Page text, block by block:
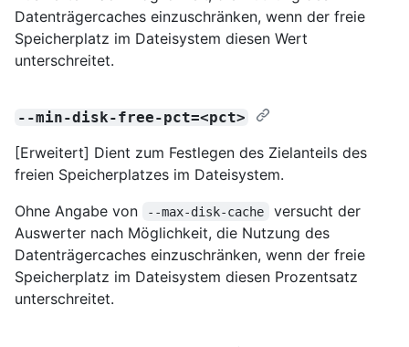
Datenträgercaches einzuschränken, wenn der freie
Speicherplatz im Dateisystem diesen Wert
unterschreitet.
--min-disk-free-pct=<pct>
[Erweitert] Dient zum Festlegen des Zielanteils des
freien Speicherplatzes im Dateisystem.
Ohne Angabe von
--max-disk-cache
versucht der
Auswerter nach Möglichkeit, die Nutzung des
Datenträgercaches einzuschränken, wenn der freie
Speicherplatz im Dateisystem diesen Prozentsatz
unterschreitet.